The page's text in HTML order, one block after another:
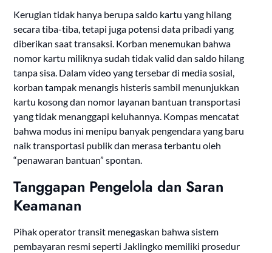
Kerugian tidak hanya berupa saldo kartu yang hilang
secara tiba-tiba, tetapi juga potensi data pribadi yang
diberikan saat transaksi. Korban menemukan bahwa
nomor kartu miliknya sudah tidak valid dan saldo hilang
tanpa sisa. Dalam video yang tersebar di media sosial,
korban tampak menangis histeris sambil menunjukkan
kartu kosong dan nomor layanan bantuan transportasi
yang tidak menanggapi keluhannya. Kompas mencatat
bahwa modus ini menipu banyak pengendara yang baru
naik transportasi publik dan merasa terbantu oleh
“penawaran bantuan” spontan.
Tanggapan Pengelola dan Saran
Keamanan
Pihak operator transit menegaskan bahwa sistem
pembayaran resmi seperti Jaklingko memiliki prosedur